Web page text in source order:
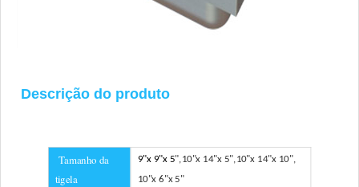
Descrição do produto
Tamanho da
tigela
9"x 9"x 5",10"x 14"x 5",10"x 14"x 10",
10"x 6"x 5"